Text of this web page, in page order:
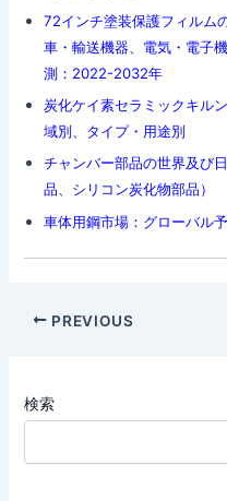
72インチ塗装保護フィルム
車・輸送機器、電気・電子
測：2022-2032年
炭化ケイ素セラミックキル
域別、タイプ・用途別
チャンバー部品の世界及び
品、シリコン炭化物部品）
車体用鋼市場：グローバル
Post
PREVIOUS
検索